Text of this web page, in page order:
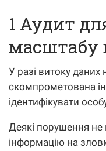
1 Аудит
масштабу
У разі витоку даних
скомпрометована
ідентифікувати
Деякі порушення не
інформацію на